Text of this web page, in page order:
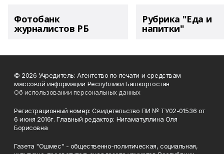
Фотобанк
журналистов РБ
Рубрика "Еда и
напитки"
© 2026 Учредитель: Агентство по печати и средствам
массовой информации Республики Башкортостан
Об использовании персональных данных
Регистрационный номер: Свидетельство ПИ № ТУ02-01536 от
6 июня 2016г. Главный редактор: Нигаматуллина Оля
Борисовна
Газета "Ошмес" - общественно-политическая, социальная,